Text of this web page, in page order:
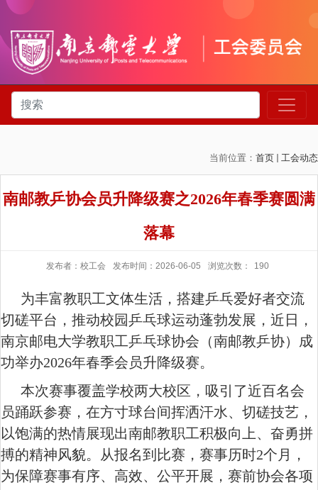
当前位置： 首页 工会动态
南邮教乒协会员升降级赛之2026年春季赛圆满
落幕
发布者：校工会 发布时间：2026-06-05 浏览次数： 190
为丰富教职工文体生活，搭建乒乓爱好者交流
切磋平台，推动校园乒乓球运动蓬勃发展，近日，
南京邮电大学教职工乒乓球协会（南邮教乒协）成
功举办2026年春季会员升降级赛。
本次赛事覆盖学校两大校区，吸引了近百名会
员踊跃参赛，在方寸球台间挥洒汗水、切磋技艺，
以饱满的热情展现出南邮教职工积极向上、奋勇拼
搏的精神风貌。从报名到比赛，赛事历时2个月，
为保障赛事有序、高效、公平开展，赛前协会各项